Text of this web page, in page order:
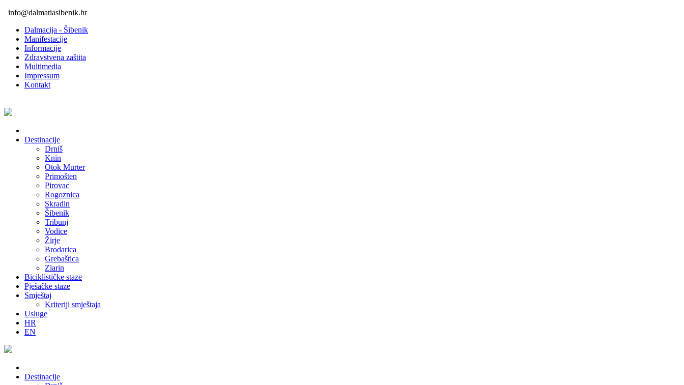
info@dalmatiasibenik.hr
Dalmacija - Šibenik
Manifestacije
Informacije
Zdravstvena zaštita
Multimedia
Impressum
Kontakt
Destinacije
Drniš
Knin
Otok Murter
Primošten
Pirovac
Rogoznica
Skradin
Šibenik
Tribunj
Vodice
Žirje
Brodarica
Grebaštica
Zlarin
Biciklističke staze
Pješačke staze
Smještaj
Kriteriji smještaja
Usluge
HR
EN
Destinacije